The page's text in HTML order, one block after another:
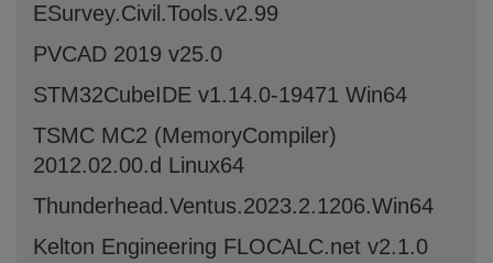
ESurvey.Civil.Tools.v2.99
PVCAD 2019 v25.0
STM32CubeIDE v1.14.0-19471 Win64
TSMC MC2 (MemoryCompiler)
2012.02.00.d Linux64
Thunderhead.Ventus.2023.2.1206.Win64
Kelton Engineering FLOCALC.net v2.1.0